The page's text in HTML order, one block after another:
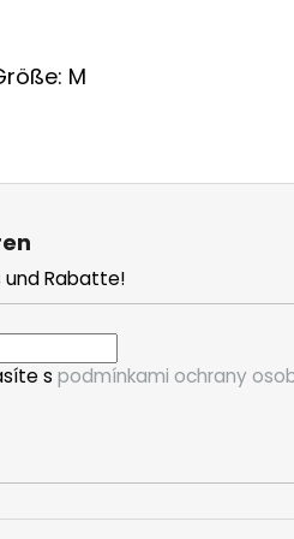
M
und Rabatte!
s podmínkami ochrany